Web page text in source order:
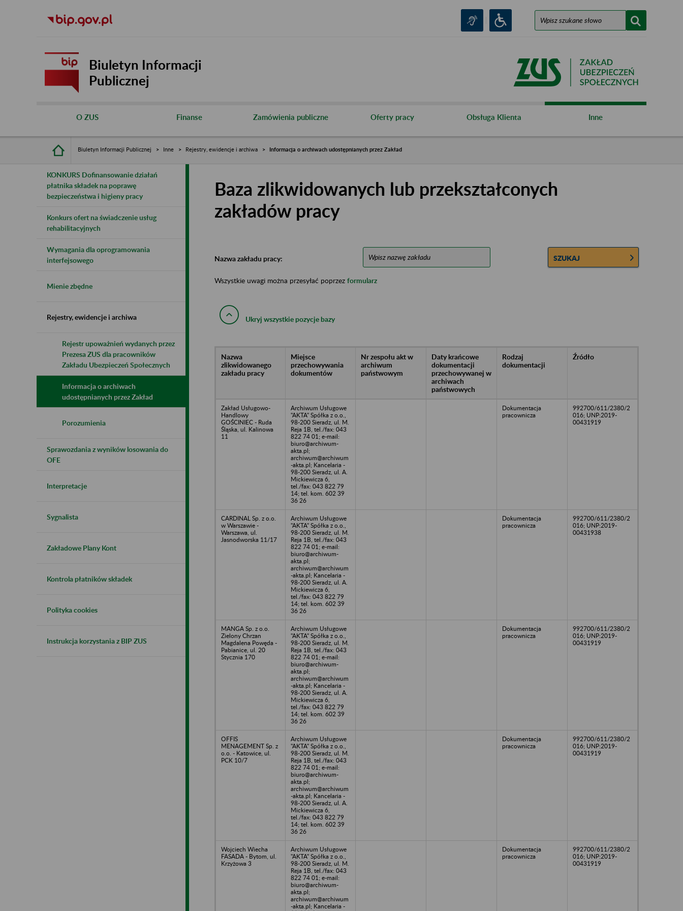
Biuletyn Informacji
Publicznej
O ZUS Finanse Zamówienia publiczne Oferty pracy Obsługa Klienta Inne
Biuletyn Informacji Publicznej Inne Rejestry, ewidencje i archiwa Informacja o archiwach udostępnianych przez Zakład
KONKURS Dofinansowanie działań
płatnika składek na poprawę
bezpieczeństwa i higieny pracy
Konkurs ofert na świadczenie usług
rehabilitacyjnych
Wymagania dla oprogramowania
interfejsowego
Mienie zbędne
Rejestry, ewidencje i archiwa
Rejestr upoważnień wydanych przez
Prezesa ZUS dla pracowników
Zakładu Ubezpieczeń Społecznych
Informacja o archiwach
udostępnianych przez Zakład
Porozumienia
Sprawozdania z wyników losowania do
OFE
Interpretacje
Sygnalista
Zakładowe Plany Kont
Kontrola płatników składek
Polityka cookies
Instrukcja korzystania z BIP ZUS
Baza zlikwidowanych lub przekształconych
zakładów pracy
Nazwa zakładu pracy: SZUKAJ
Wszystkie uwagi można przesyłać poprzez formularz
Ukryj wszystkie pozycje bazy
Nazwa
zlikwidowanego
zakładu pracy
Miejsce
przechowywania
dokumentów
Nr zespołu akt w
archiwum
państwowym
Daty krańcowe
dokumentacji
przechowywanej w
archiwach
państwowych
Rodzaj
dokumentacji
Źródło
Zakład Usługowo-
Handlowy
GOŚCINIEC - Ruda
Śląska, ul. Kalinowa
11
Archiwum Usługowe
"AKTA" Spółka z o.o.,
98-200 Sieradz, ul. M.
Reja 1B, tel./fax: 043
822 74 01; e-mail:
biuro@archiwum-
akta.pl;
archiwum@archiwum
-akta.pl; Kancelaria -
98-200 Sieradz, ul. A.
Mickiewicza 6,
tel./fax: 043 822 79
14; tel. kom. 602 39
36 26
Dokumentacja
pracownicza
992700/611/2380/2
016; UNP:2019-
00431919
CARDINAL Sp. z o.o.
w Warszawie -
Warszawa, ul.
Jasnodworska 11/17
Archiwum Usługowe
"AKTA" Spółka z o.o.,
98-200 Sieradz, ul. M.
Reja 1B, tel./fax: 043
822 74 01; e-mail:
biuro@archiwum-
akta.pl;
archiwum@archiwum
-akta.pl; Kancelaria -
98-200 Sieradz, ul. A.
Mickiewicza 6,
tel./fax: 043 822 79
14; tel. kom. 602 39
36 26
Dokumentacja
pracownicza
992700/611/2380/2
016; UNP:2019-
00431938
MANGA Sp. z o.o.
Zielony Chrzan
Magdalena Powęda -
Pabianice, ul. 20
Stycznia 170
Archiwum Usługowe
"AKTA" Spółka z o.o.,
98-200 Sieradz, ul. M.
Reja 1B, tel./fax: 043
822 74 01; e-mail:
biuro@archiwum-
akta.pl;
archiwum@archiwum
-akta.pl; Kancelaria -
98-200 Sieradz, ul. A.
Mickiewicza 6,
tel./fax: 043 822 79
14; tel. kom. 602 39
36 26
Dokumentacja
pracownicza
992700/611/2380/2
016; UNP:2019-
00431919
OFFIS
MENAGEMENT Sp. z
o.o. - Katowice, ul.
PCK 10/7
Archiwum Usługowe
"AKTA" Spółka z o.o.,
98-200 Sieradz, ul. M.
Reja 1B, tel./fax: 043
822 74 01; e-mail:
biuro@archiwum-
akta.pl;
archiwum@archiwum
-akta.pl; Kancelaria -
98-200 Sieradz, ul. A.
Mickiewicza 6,
tel./fax: 043 822 79
14; tel. kom. 602 39
36 26
Dokumentacja
pracownicza
992700/611/2380/2
016; UNP:2019-
00431919
Wojciech Wiecha
FASADA - Bytom, ul.
Krzyżowa 3
Archiwum Usługowe
"AKTA" Spółka z o.o.,
98-200 Sieradz, ul. M.
Reja 1B, tel./fax: 043
822 74 01; e-mail:
biuro@archiwum-
akta.pl;
archiwum@archiwum
-akta.pl; Kancelaria -
Dokumentacja
pracownicza
992700/611/2380/2
016; UNP:2019-
00431919